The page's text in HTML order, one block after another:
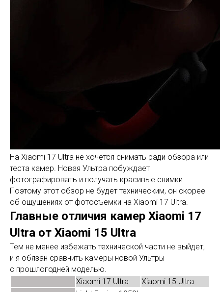
На Xiaomi 17 Ultra не хочется снимать ради обзора или
теста камер. Новая Ультра побуждает
фотографировать и получать красивые снимки.
Поэтому этот обзор не будет техническим, он скорее
об ощущениях от фотосъемки на Xiaomi 17 Ultra.
Главные отличия камер Xiaomi 17
Ultra от Xiaomi 15 Ultra
Тем не менее избежать технической части не выйдет,
и я обязан сравнить камеры новой Ультры
с прошлогодней моделью.
Xiaomi 17 Ultra
Xiaomi 15 Ultra